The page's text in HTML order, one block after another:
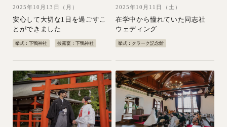
2025年10月13日（月）
安心して大切な1日を過ごすこ
とができました
挙式：下鴨神社 披露宴：下鴨神社
2025年10月11日（土）
在学中から憧れていた同志社
ウェディング
挙式：クラーク記念館